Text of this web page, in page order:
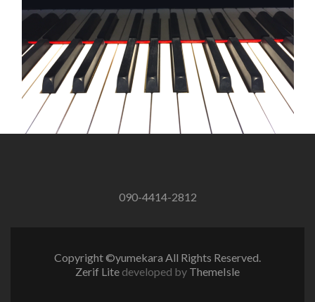
ゲ
ー
シ
ョ
ン
090-4414-2812
Copyright ©yumekara All Rights Reserved.
Zerif Lite developed by ThemeIsle